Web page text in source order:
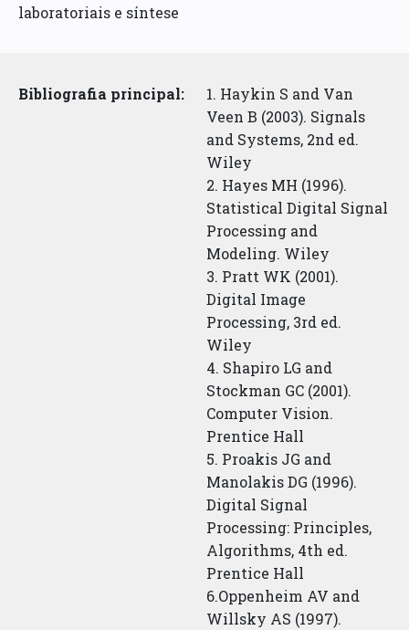
laboratoriais e síntese
Bibliografia principal:
1. Haykin S and Van
Veen B (2003). Signals
and Systems, 2nd ed.
Wiley
2. Hayes MH (1996).
Statistical Digital Signal
Processing and
Modeling. Wiley
3. Pratt WK (2001).
Digital Image
Processing, 3rd ed.
Wiley
4. Shapiro LG and
Stockman GC (2001).
Computer Vision.
Prentice Hall
5. Proakis JG and
Manolakis DG (1996).
Digital Signal
Processing: Principles,
Algorithms, 4th ed.
Prentice Hall
6.Oppenheim AV and
Willsky AS (1997).